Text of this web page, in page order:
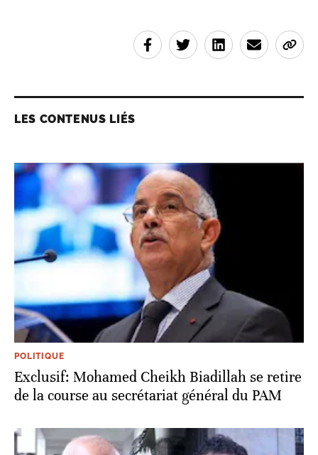
LES CONTENUS LIÉS
POLITIQUE
Exclusif: Mohamed Cheikh Biadillah se retire
de la course au secrétariat général du PAM